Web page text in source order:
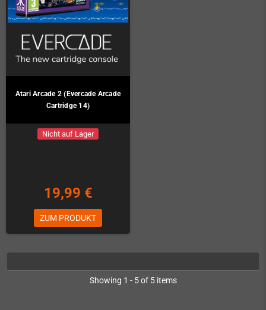
Atari Arcade 2 (Evercade Arcade
Cartridge 14)
Nicht auf Lager
19,99 €
ZUM PRODUKT
Showing 1 - 5 of 5 items